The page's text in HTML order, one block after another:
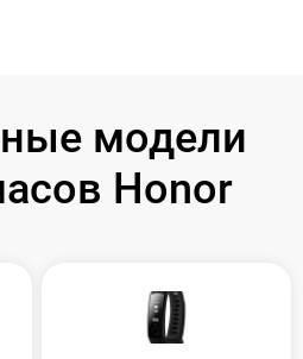
модели
Honor